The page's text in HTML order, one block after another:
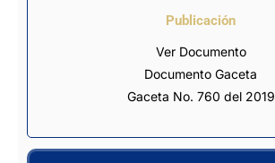
Publicación
Ver Documento
Documento Gaceta
Gaceta No. 760 del 2019